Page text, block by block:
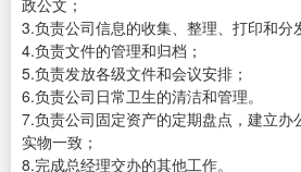
政公文；
3.负责公司信息的收集、整理、打印和分
4.负责文件的管理和归档；
5.负责发放各级文件和会议安排；
6.负责公司日常卫生的清洁和管理。
7.负责公司固定资产的定期盘点，建立办
实物一致；
8.完成总经理交办的其他工作。